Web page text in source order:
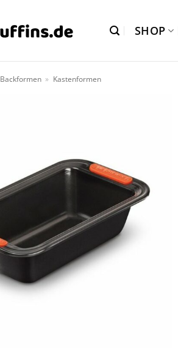
SHOP
Backformen » Kastenformen